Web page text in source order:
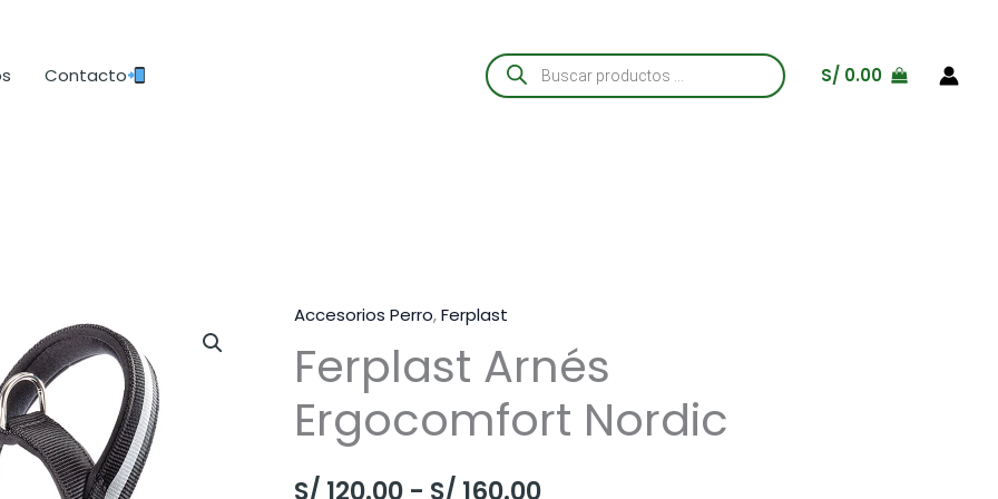
Contacto
Búsqueda
de
productos
S/ 0.00
Accesorios Perro,Ferplast
Ferplast Arnés
Ergocomfort Nordic
S/ 120.00 - S/ 160.00Rango